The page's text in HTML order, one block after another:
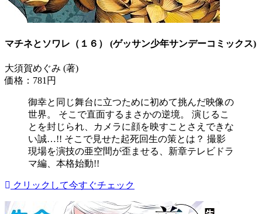
マチネとソワレ（１６） (ゲッサン少年サンデーコミックス)
大須賀めぐみ (著)
価格：781円
御幸と同じ舞台に立つために初めて挑んだ映像の
世界。 そこで直面するまさかの逆境。 演じるこ
とを封じられ、カメラに顔を映すことさえできな
い誠…!! そこで見せた起死回生の策とは？ 撮影
現場を演技の亜空間が歪ませる、新章テレビドラ
マ編、本格始動!!
クリックして今すぐチェック